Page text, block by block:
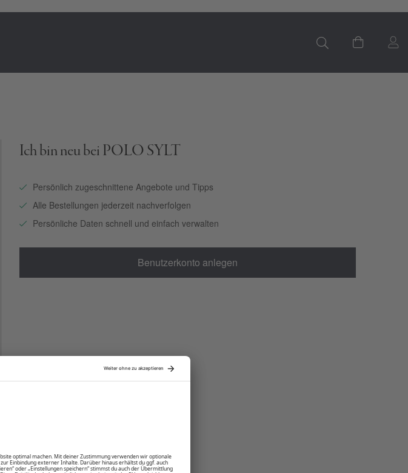
Mein
Ich bin neu bei POLO SYLT
Persönlich zugeschnittene Angebote und Tipps
Alle Bestellungen jederzeit nachverfolgen
Persönliche Daten schnell und einfach verwalten
Benutzerkonto anlegen